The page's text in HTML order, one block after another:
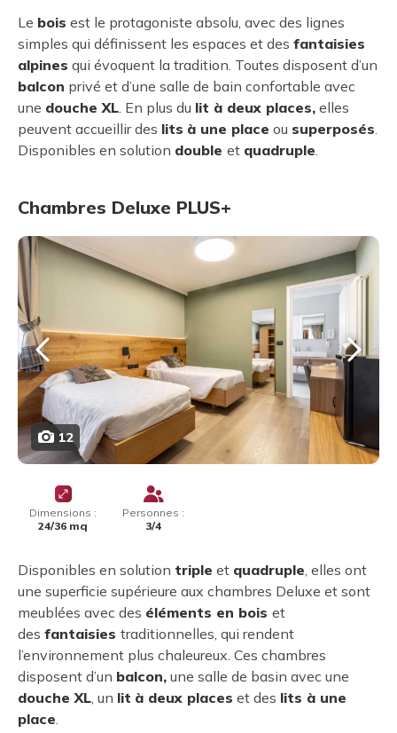
Le bois est le protagoniste absolu, avec des lignes
simples qui définissent les espaces et des fantaisies
alpines qui évoquent la tradition. Toutes disposent d’un
balcon privé et d’une salle de bain confortable avec
une douche XL . En plus du lit à deux places, elles
peuvent accueillir des lits à une place ou superposés
Disponibles en solution double et quadruple
Chambres Deluxe PLUS+
12
Dimensions :
24/36 mq
Personnes :
3/4
Disponibles en solution triple et quadruple, elles ont
une superficie supérieure aux chambres Deluxe et sont
meublées avec des éléments en bois et
des fantaisies traditionnelles, qui rendent
l’environnement plus chaleureux. Ces chambres
disposent d’un balcon, une salle de basin avec une
douche XL, un lit à deux places et des lits à une
place.